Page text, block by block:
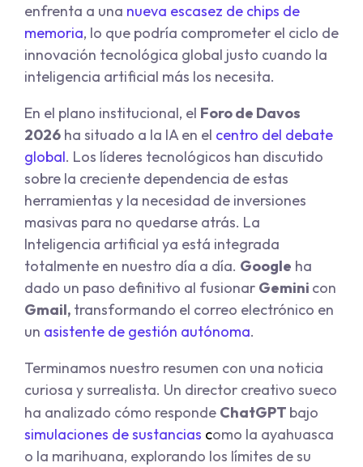
enfrenta a una nueva escasez de chips de
memoria, lo que podría comprometer el ciclo de
innovación tecnológica global justo cuando la
inteligencia artificial más los necesita.
En el plano institucional, el Foro de Davos
2026 ha situado a la IA en el centro del debate
global. Los líderes tecnológicos han discutido
sobre la creciente dependencia de estas
herramientas y la necesidad de inversiones
masivas para no quedarse atrás. La
Inteligencia artificial ya está integrada
totalmente en nuestro día a día. Google ha
dado un paso definitivo al fusionar Gemini con
Gmail, transformando el correo electrónico en
un asistente de gestión autónoma.
Terminamos nuestro resumen con una noticia
curiosa y surrealista. Un director creativo sueco
ha analizado cómo responde ChatGPT bajo
simulaciones de sustancias como la ayahuasca
o la marihuana, explorando los límites de su